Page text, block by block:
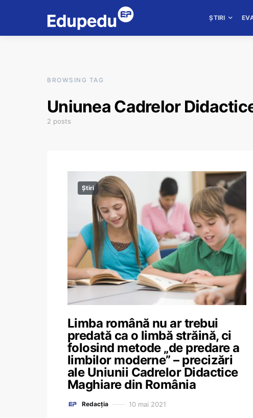
ȘTIRI
BROWSING TAG
Uniunea Cadrelor
2 posts
Știri
Limba română nu ar trebui
predată ca o limbă străină, ci
folosind metode „de predare a
limbilor moderne” – precizări
ale Uniunii Cadrelor Didactice
Maghiare din România
Redacția 10 mai 2021